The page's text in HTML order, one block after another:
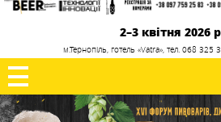
2–3 квітня 2026
м.Тернопіль, готель «Vatra», тел. 068